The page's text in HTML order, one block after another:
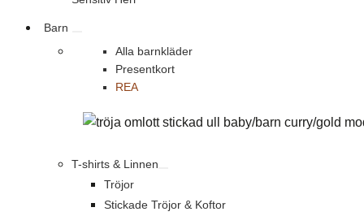
Barn
Alla barnkläder
Presentkort
REA
T-shirts & Linnen
Tröjor
Stickade Tröjor & Koftor